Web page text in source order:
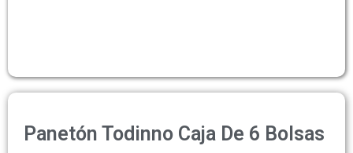
Panetón Todinno Caja De 6 Bolsas